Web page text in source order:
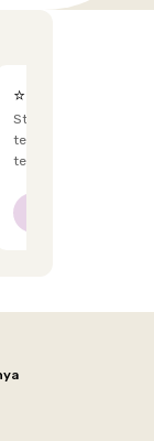
⭐⭐⭐⭐⭐
Staff yg menjaga
terkadang lupa bawa kunci, dan sangat fast response.